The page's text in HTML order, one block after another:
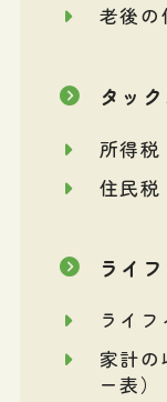
老後の
タッ
所得税
住民税
ライ
ライ
家計
ー表）